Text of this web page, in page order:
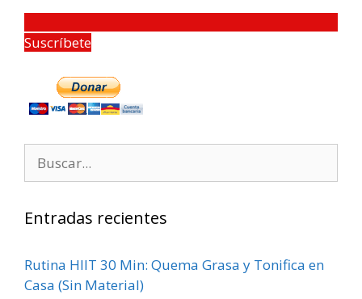
Suscríbete
Entradas recientes
Rutina HIIT 30 Min: Quema Grasa y Tonifica en
Casa (Sin Material)